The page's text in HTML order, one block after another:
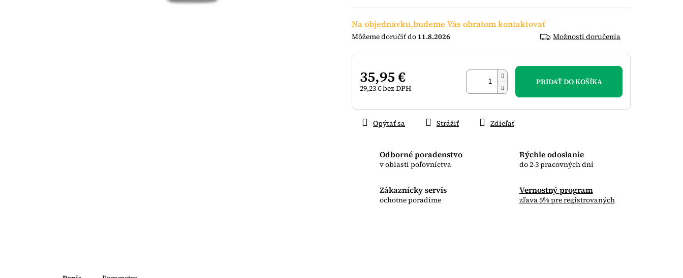
Na objednávku,budeme Vás obratom kontaktovať
11.8.2026 Možnosti doručenia
35,95 €
29,23 € bez DPH
cena:
PRIDAŤ DO KOŠÍKA
Odborné poradenstvo
v oblasti poľovníctva
Rýchle odoslanie
do 2-3 pracovných dní
Zákaznícky servis
ochotne poradíme
Vernostný program
zľava 5% pre registrovaných
Opýtať sa Strážiť Zdieľať